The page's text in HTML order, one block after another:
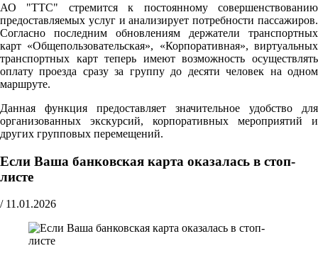
АО "ТТС" стремится к постоянному совершенствованию
предоставляемых услуг и анализирует потребности пассажиров.
Согласно последним обновлениям держатели транспортных
карт «Общепользовательская», «Корпоративная», виртуальных
транспортных карт теперь имеют возможность осуществлять
оплату проезда сразу за группу до десяти человек на одном
маршруте.
Данная функция предоставляет значительное удобство для
организованных экскурсий, корпоративных мероприятий и
других групповых перемещений.
Если Ваша банковская карта оказалась в стоп-
листе
/ 11.01.2026